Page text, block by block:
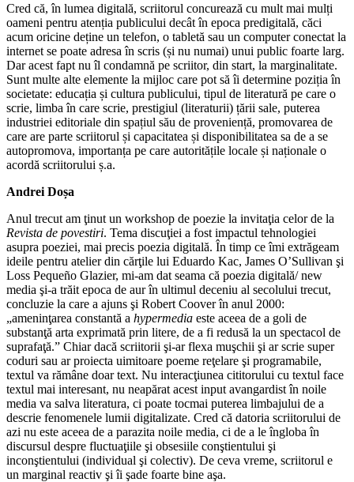
Cred că, în lumea digitală, scriitorul concurează cu mult mai mulți
oameni pentru atenția publicului decât în epoca predigitală, căci
acum oricine deține un telefon, o tabletă sau un computer conectat la
internet se poate adresa în scris (și nu numai) unui public foarte larg.
Dar acest fapt nu îl condamnă pe scriitor, din start, la marginalitate.
Sunt multe alte elemente la mijloc care pot să îi determine poziția în
societate: educația și cultura publicului, tipul de literatură pe care o
scrie, limba în care scrie, prestigiul (literaturii) țării sale, puterea
industriei editoriale din spațiul său de proveniență, promovarea de
care are parte scriitorul și capacitatea și disponibilitatea sa de a se
autopromova, importanța pe care autoritățile locale și naționale o
acordă scriitorului ș.a.
Andrei Doșa
Anul trecut am ţinut un workshop de poezie la invitaţia celor de la
Revista de povestiri. Tema discuţiei a fost impactul tehnologiei
asupra poeziei, mai precis poezia digitală. În timp ce îmi extrăgeam
ideile pentru atelier din cărţile lui Eduardo Kac, James O’Sullivan şi
Loss Pequeño Glazier, mi-am dat seama că poezia digitală/ new
media şi-a trăit epoca de aur în ultimul deceniu al secolului trecut,
concluzie la care a ajuns şi Robert Coover în anul 2000:
„ameninţarea constantă a hypermedia este aceea de a goli de
substanţă arta exprimată prin litere, de a fi redusă la un spectacol de
suprafaţă.” Chiar dacă scriitorii şi-ar flexa muşchii şi ar scrie super
coduri sau ar proiecta uimitoare poeme reţelare şi programabile,
textul va rămâne doar text. Nu interacţiunea cititorului cu textul face
textul mai interesant, nu neapărat acest input avangardist în noile
media va salva literatura, ci poate tocmai puterea limbajului de a
descrie fenomenele lumii digitalizate. Cred că datoria scriitorului de
azi nu este aceea de a parazita noile media, ci de a le îngloba în
discursul despre fluctuaţiile şi obsesiile conştientului şi
inconştientului (individual şi colectiv). De ceva vreme, scriitorul e
un marginal reactiv şi îi şade foarte bine aşa.